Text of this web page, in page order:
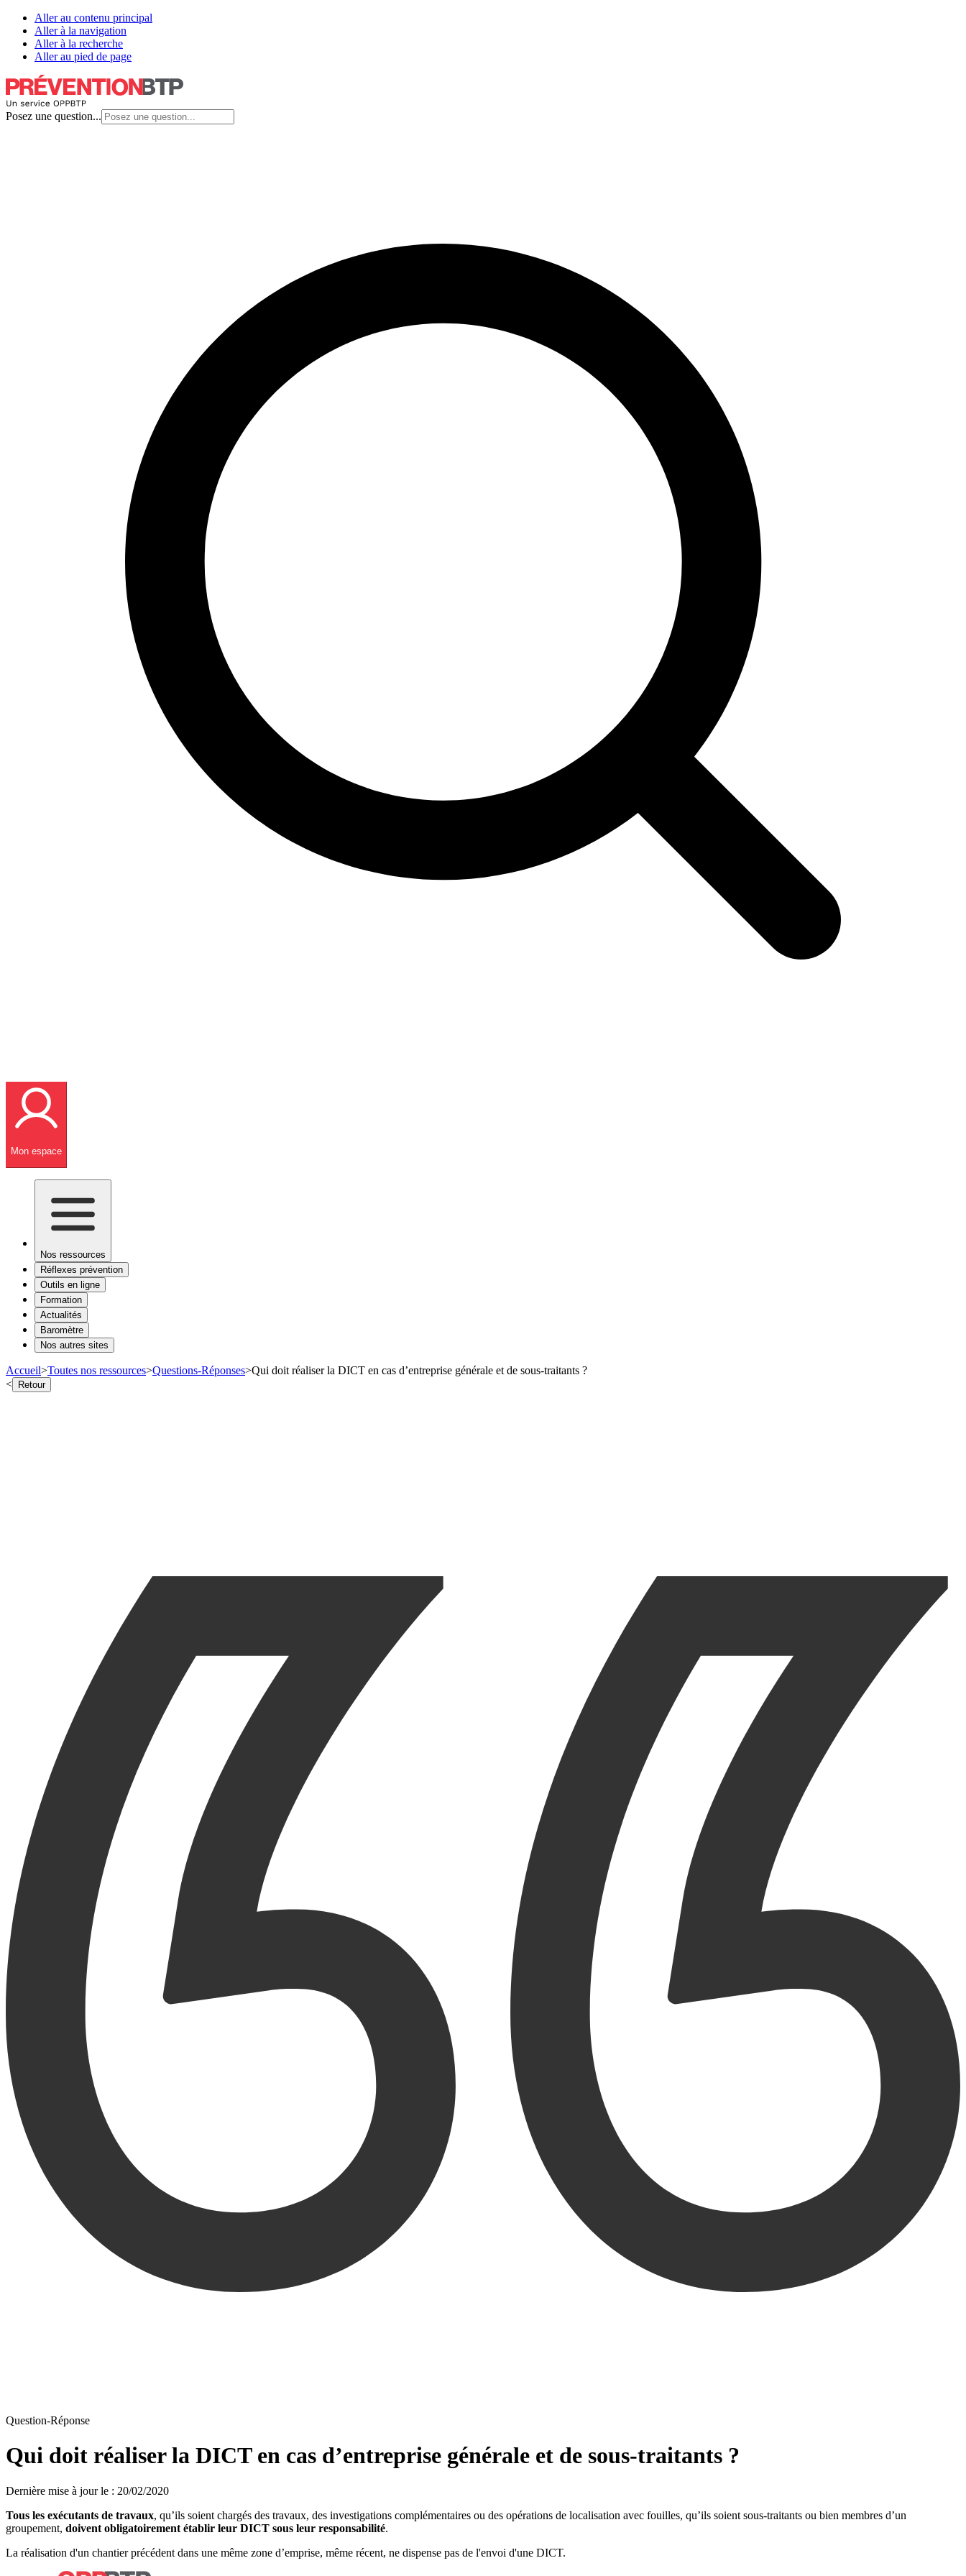
Aller au contenu principal
Aller à la navigation
Aller à la recherche
Aller au pied de page
Posez une question...
Mon espace
Nos ressources
Réflexes prévention
Outils en ligne
Formation
Actualités
Baromètre
Nos autres sites
Accueil>Toutes nos ressources>Questions-Réponses>Qui doit réaliser la DICT en cas d’entreprise générale et de sous-traitants ?
< Retour
Question-Réponse
Qui doit réaliser la DICT en cas d’entreprise générale et de sous-traitants ?
Dernière mise à jour le : 20/02/2020
Tous les exécutants de travaux, qu’ils soient chargés des travaux, des investigations complémentaires ou des opérations de localisation avec fouilles, qu’ils soient sous-traitants ou bien membres d’un
groupement, doivent obligatoirement établir leur DICT sous leur responsabilité.
La réalisation d'un chantier précédent dans une même zone d’emprise, même récent, ne dispense pas de l'envoi d'une DICT.